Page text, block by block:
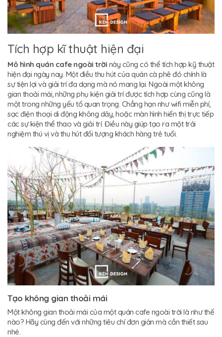
Tích hợp kĩ thuật hiện đại
Mô hình quán cafe ngoài trời này cũng có thể tích hợp kỹ thuật
hiện đại ngày nay. Một điều thu hút của quán cà phê đó chính là
sự tiện lợi và giải trí đa dạng mà nó mang lại. Ngoài một không
gian thoải mái, những phụ kiện giải trí được tích hợp cùng cũng là
một trong những yếu tố quan trọng. Chẳng hạn như wifi miễn phí,
sạc điện thoại di động không dây, hoặc màn hình hiển thị trực tiếp
các sự kiện thể thao và giải trí. Điều này giúp tạo ra một trải
nghiệm thú vị và thu hút đối tượng khách hàng trẻ tuổi.
Tạo không gian thoải mái
Một không gian thoải mái của một quán cafe ngoài trời là như thế
nào? Hãy cùng đến với những tiêu chí đơn giản mà cần thiết sau
nhé.